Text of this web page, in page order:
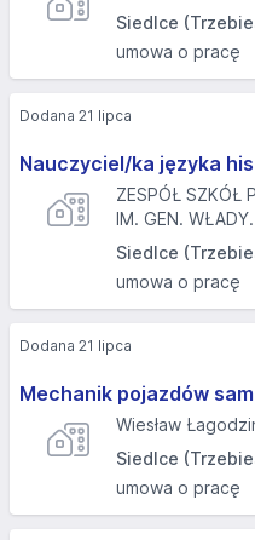
Siedlce
umowa o pracę
Nauczyciel/ka języka
ZESPÓŁ SZKÓŁ
IM. GEN.
Siedlce
umowa o pracę
Dodana 21 lipca
Mechanik pojazdów
Wiesław
Siedlce
umowa o pracę
Dodana 21 lipca